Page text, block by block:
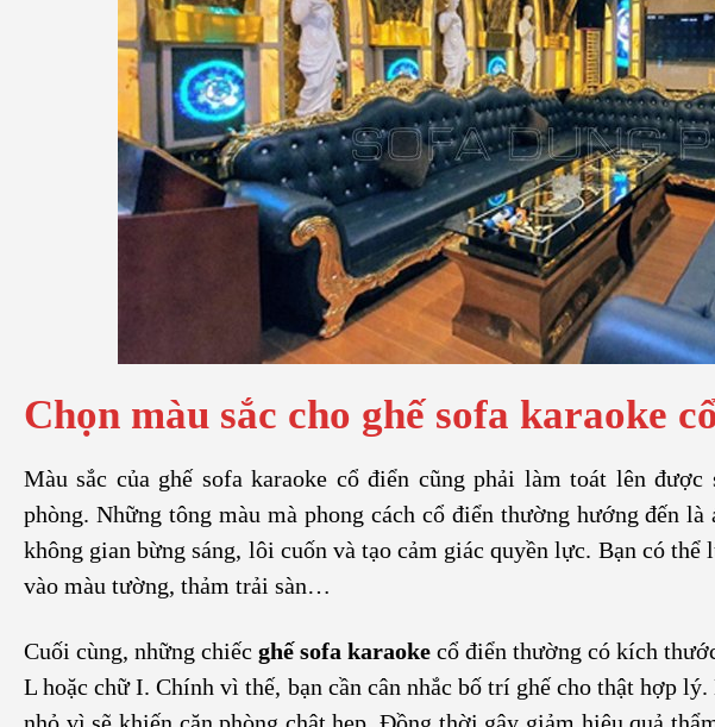
Chọn màu sắc cho ghế sofa karaoke
Màu sắc của ghế sofa karaoke cổ điển cũng phải làm toát lên
phòng. Những tông màu mà phong cách cổ điển thường hướng đến
không gian bừng sáng, lôi cuốn và tạo cảm giác quyền lực. Bạn có thể
vào màu tường, thảm trải sàn…
Cuối cùng, những chiếc ghế sofa karaoke cổ điển thường có kích
L hoặc chữ I. Chính vì thế, bạn cần cân nhắc bố trí ghế cho thật hợp